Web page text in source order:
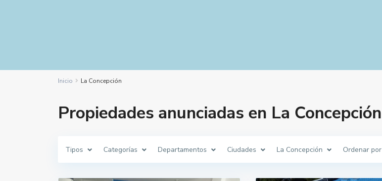
Inicio La Concepción
Propiedades anunciadas en La Concepción
Tipos Categorías Departamentos Ciudades La Concepción Ordenar por